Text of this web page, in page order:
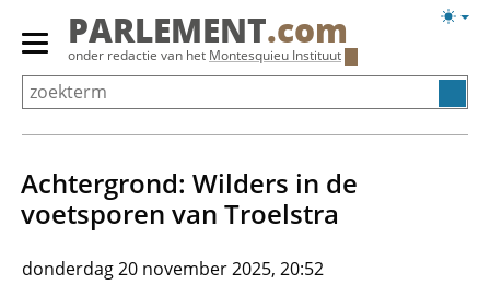
Overslaan
Primair
menu
tonen/verbergen
PARLEMENT.com
onder redactie van het Montesquieu Instituut
Achtergrond: Wilders in de
voetsporen van Troelstra
donderdag 20 november 2025, 20:52